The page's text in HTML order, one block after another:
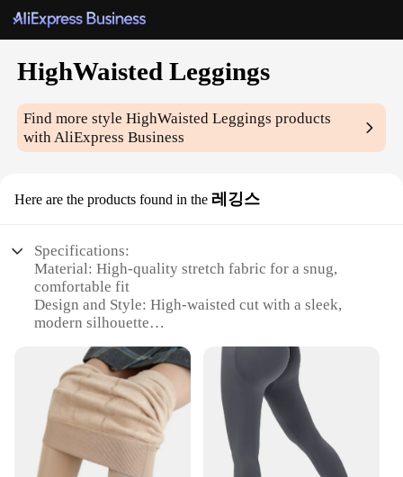
HighWaisted Leggings
Find more styleHighWaisted Leggings products
with AliExpress Business
Here are the products found in the 레깅스
Specifications:
Material: High-quality stretch fabric for a snug,
comfortable fit
Design and Style: High-waisted cut with a sleek,
modern silhouette
Performance and Property: Moisture-wicking and
breathable to keep you cool and dry
Shape or Size or Weight or Quantity: Available in
multiple sizes to accommodate various body types
Applicable People: Suitable for women seeking
both style and functionality